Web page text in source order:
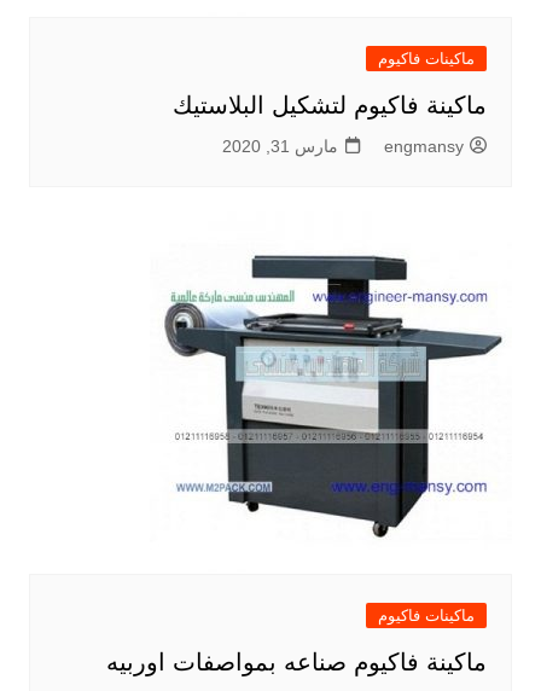
ماكينات فاكيوم
ماكينة فاكيوم لتشكيل البلاستيك
engmansy مارس 31, 2020
ماكينات فاكيوم
ماكينة فاكيوم صناعه بمواصفات اوربيه